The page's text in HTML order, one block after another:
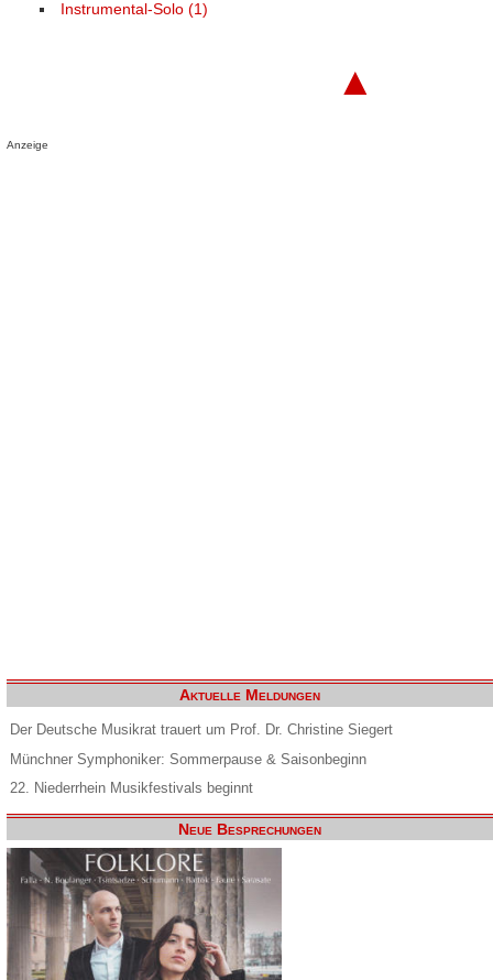
Instrumental-Solo (1)
▲
Anzeige
Aktuelle Meldungen
Der Deutsche Musikrat trauert um Prof. Dr. Christine Siegert
Münchner Symphoniker: Sommerpause & Saisonbeginn
22. Niederrhein Musikfestivals beginnt
Neue Besprechungen